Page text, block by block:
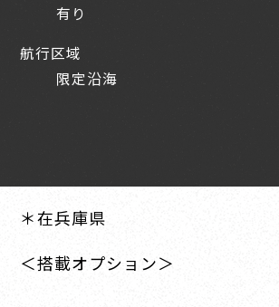
有り
航行区域
限定沿海
＊在兵庫県
＜搭載オプション＞